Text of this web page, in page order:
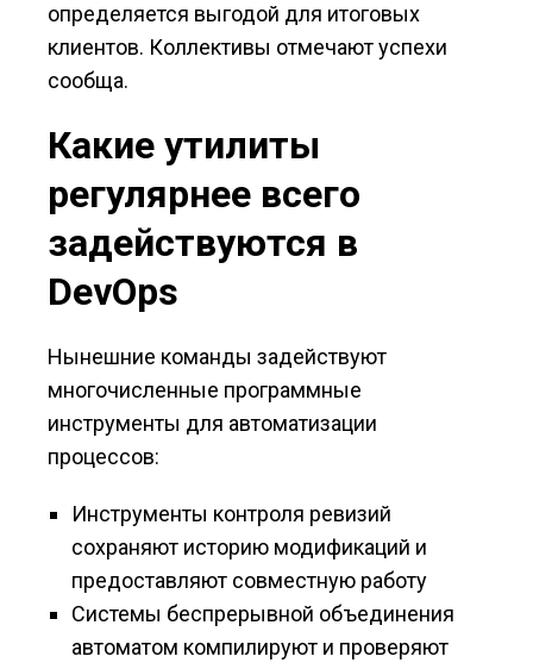
определяется выгодой для итоговых
клиентов. Коллективы отмечают успехи
сообща.
Какие утилиты
регулярнее всего
задействуются в
DevOps
Нынешние команды задействуют
многочисленные программные
инструменты для автоматизации
процессов:
Инструменты контроля ревизий
сохраняют историю модификаций и
предоставляют совместную работу
Системы беспрерывной объединения
автоматом компилируют и проверяют